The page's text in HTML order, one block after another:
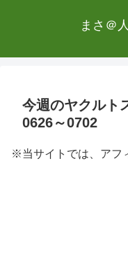
まさ＠
今週のヤクル
0626～0702
※当サイトでは、アフ